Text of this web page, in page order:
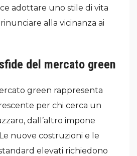
adottare uno stile di vita
alla vicinanza ai
del mercato green
green rappresenta
per chi cerca un
dall’altro impone
nuove costruzioni e le
elevati richiedono